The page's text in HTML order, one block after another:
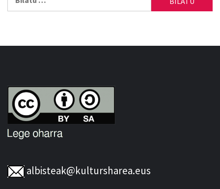
albisteak@kultursharea.eus